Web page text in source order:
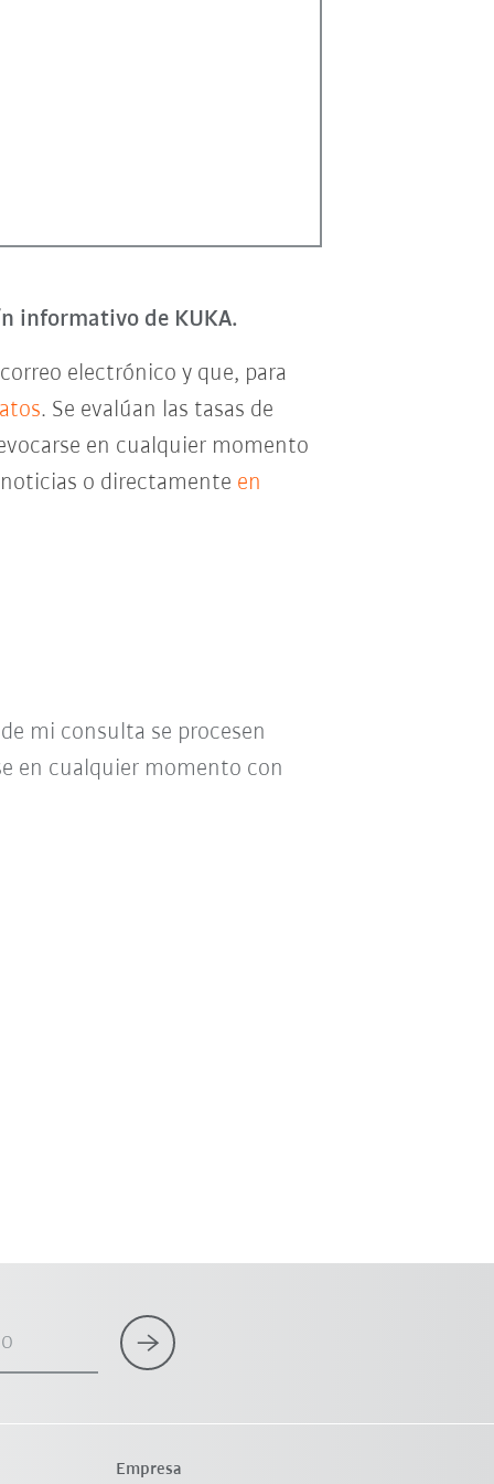
informativo de KUKA.
electrónico y que, para
. Se evalúan las tasas de
en cualquier momento
o directamente en
mi consulta se procesen
en cualquier momento con
Empresa